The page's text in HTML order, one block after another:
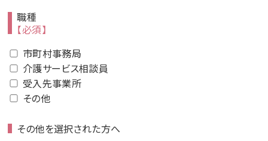
職種
【必須】
市町村事務局
介護サービス相談員
受入先事業所
その他
その他を選択された方へ